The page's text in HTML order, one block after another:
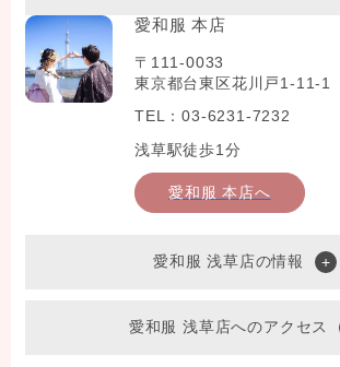
愛和服 本店
〒111-0033
東京都台東区花川戸1-11-1
TEL：03-6231-7232
浅草駅徒歩1分
愛和服 本店へ
愛和服 浅草店の情報
愛和服 浅草店へのアクセス